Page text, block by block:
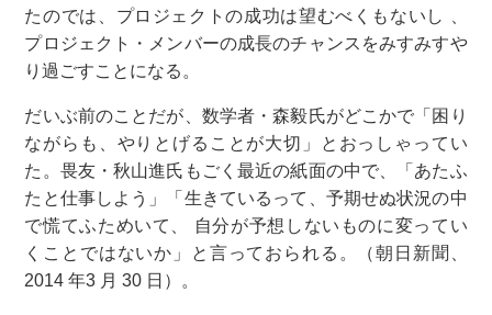
たのでは、プロジェクトの成功は望むべくもないし 、
プロジェクト・メンバーの成長のチャンスをみすみすや
り過ごすことになる。
だいぶ前のことだが、数学者・森毅氏がどこかで「困り
ながらも、やりとげることが大切」とおっしゃってい
た。畏友・秋山進氏もごく最近の紙面の中で、「あたふ
たと仕事しよう」「生きているって、予期せぬ状況の中
で慌てふためいて、 自分が予想しないものに変ってい
くことではないか」と言っておられる。（朝日新聞、
2014 年3 月 30 日）。